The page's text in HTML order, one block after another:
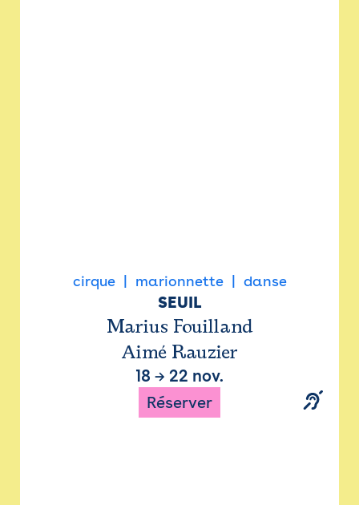
cirque marionnette danse
SEUIL
Marius Fouilland
Aimé Rauzier
18 → 22 nov.
Réserver